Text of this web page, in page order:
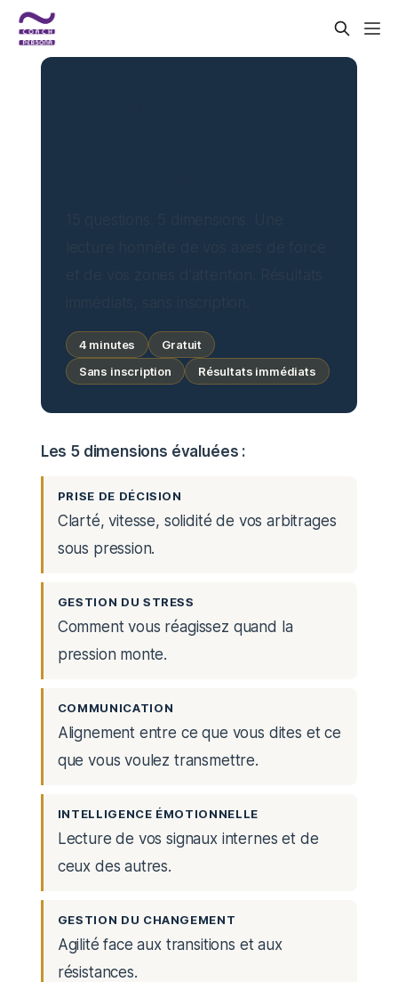
4 minutes
Gratuit
Sans inscription
Résultats immédiats
Les 5 dimensions évaluées :
PRISE DE DÉCISION
Clarté, vitesse, solidité de vos arbitrages
sous pression.
GESTION DU STRESS
Comment vous réagissez quand la
pression monte.
COMMUNICATION
Alignement entre ce que vous dites et ce
que vous voulez transmettre.
INTELLIGENCE ÉMOTIONNELLE
Lecture de vos signaux internes et de
ceux des autres.
GESTION DU CHANGEMENT
Agilité face aux transitions et aux
résistances.